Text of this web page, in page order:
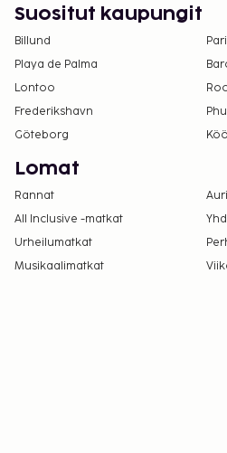
ottamalla yhteyttä
varausvahvistuksessa
Suositut kaupungit
Billund
Playa de Palma
Lontoo
Frederikshavn
Göteborg
Lomat
Rannat
All Inclusive -matkat
Urheilumatkat
Musikaalimatkat